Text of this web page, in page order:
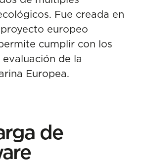
Fue creada en
europeo
cumplir con los
de la
Europea.
de